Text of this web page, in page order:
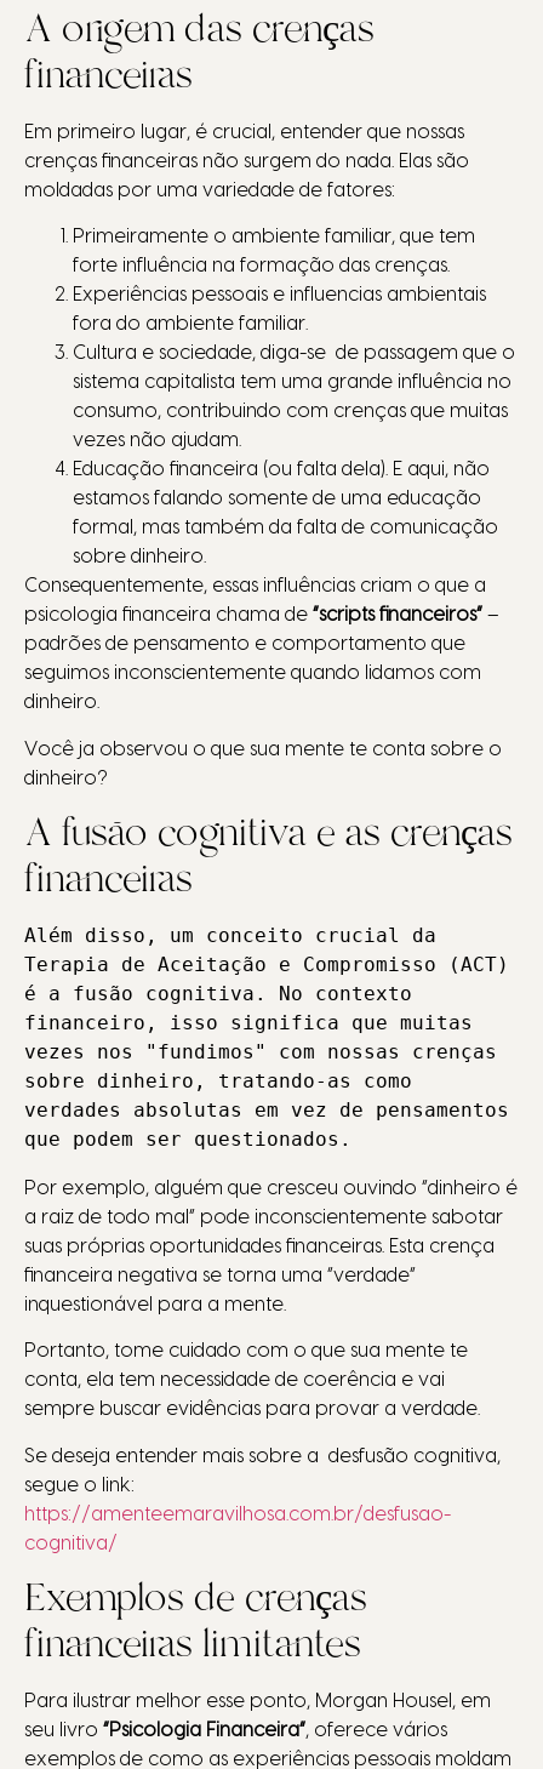
A origem das crenças
financeiras
Em primeiro lugar, é crucial, entender que nossas
crenças financeiras não surgem do nada. Elas são
moldadas por uma variedade de fatores:
Primeiramente o ambiente familiar, que tem
forte influência na formação das crenças.
Experiências pessoais e influencias ambientais
fora do ambiente familiar.
Cultura e sociedade, diga-se de passagem que o
sistema capitalista tem uma grande influência no
consumo, contribuindo com crenças que muitas
vezes não ajudam.
Educação financeira (ou falta dela). E aqui, não
estamos falando somente de uma educação
formal, mas também da falta de comunicação
sobre dinheiro.
Consequentemente, essas influências criam o que a
psicologia financeira chama de “scripts financeiros” –
padrões de pensamento e comportamento que
seguimos inconscientemente quando lidamos com
dinheiro.
Você ja observou o que sua mente te conta sobre o
dinheiro?
A fusão cognitiva e as crenças
financeiras
Além disso, um conceito crucial da
Terapia de Aceitação e Compromisso (ACT)
é a fusão cognitiva. No contexto
financeiro, isso significa que muitas
vezes nos "fundimos" com nossas crenças
sobre dinheiro, tratando-as como
verdades absolutas em vez de pensamentos
que podem ser questionados.
Por exemplo, alguém que cresceu ouvindo “dinheiro é
a raiz de todo mal” pode inconscientemente sabotar
suas próprias oportunidades financeiras. Esta crença
financeira negativa se torna uma “verdade”
inquestionável para a mente.
Portanto, tome cuidado com o que sua mente te
conta, ela tem necessidade de coerência e vai
sempre buscar evidências para provar a verdade.
Se deseja entender mais sobre a desfusão cognitiva,
segue o link:
https://amenteemaravilhosa.com.br/desfusao-
cognitiva/
Exemplos de crenças
financeiras limitantes
Para ilustrar melhor esse ponto, Morgan Housel, em
seu livro “Psicologia Financeira”, oferece vários
exemplos de como as experiências pessoais moldam